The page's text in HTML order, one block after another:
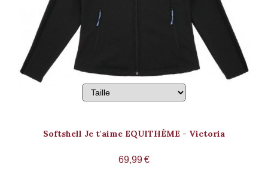
Softshell Je t'aime EQUITHÈME - Victoria
69,99€